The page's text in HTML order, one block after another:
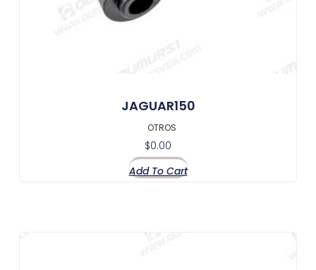
JAGUAR150
OTROS
$0.00
Add To Cart